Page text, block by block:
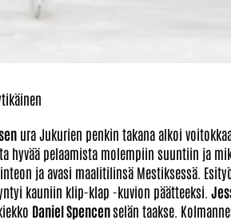
ura Jukurien penkin takana alkoi
hyvää pelaamista molempiin suuntiin ja
ja avasi maalitilinsä Mestiksessä.
kauniin klip-klap -kuvion päätteeksi.
Daniel Spencenselän taakse.